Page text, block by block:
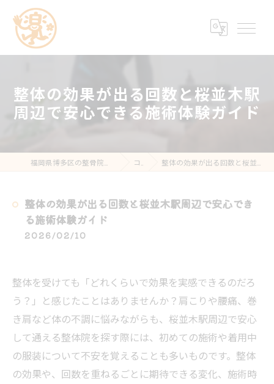
整体の効果が出る回数と桜並木駅
周辺で安心できる施術体験ガイド
コラム 整体の効果が出る回数と桜並木駅周辺で安心できる施術体験ガイド
整体の効果が出る回数と桜並木駅周辺で安心でき
る施術体験ガイド
2026/02/10
整体を受けても「どれくらいで効果を実感できるのだろ
う？」と感じたことはありませんか？肩こりや腰痛、巻
き肩など体の不調に悩みながらも、桜並木駅周辺で安心
して通える整体院を探す際には、初めての施術や着用中
の服装について不安を覚えることも多いものです。整体
の効果や、回数を重ねるごとに期待できる変化、施術時